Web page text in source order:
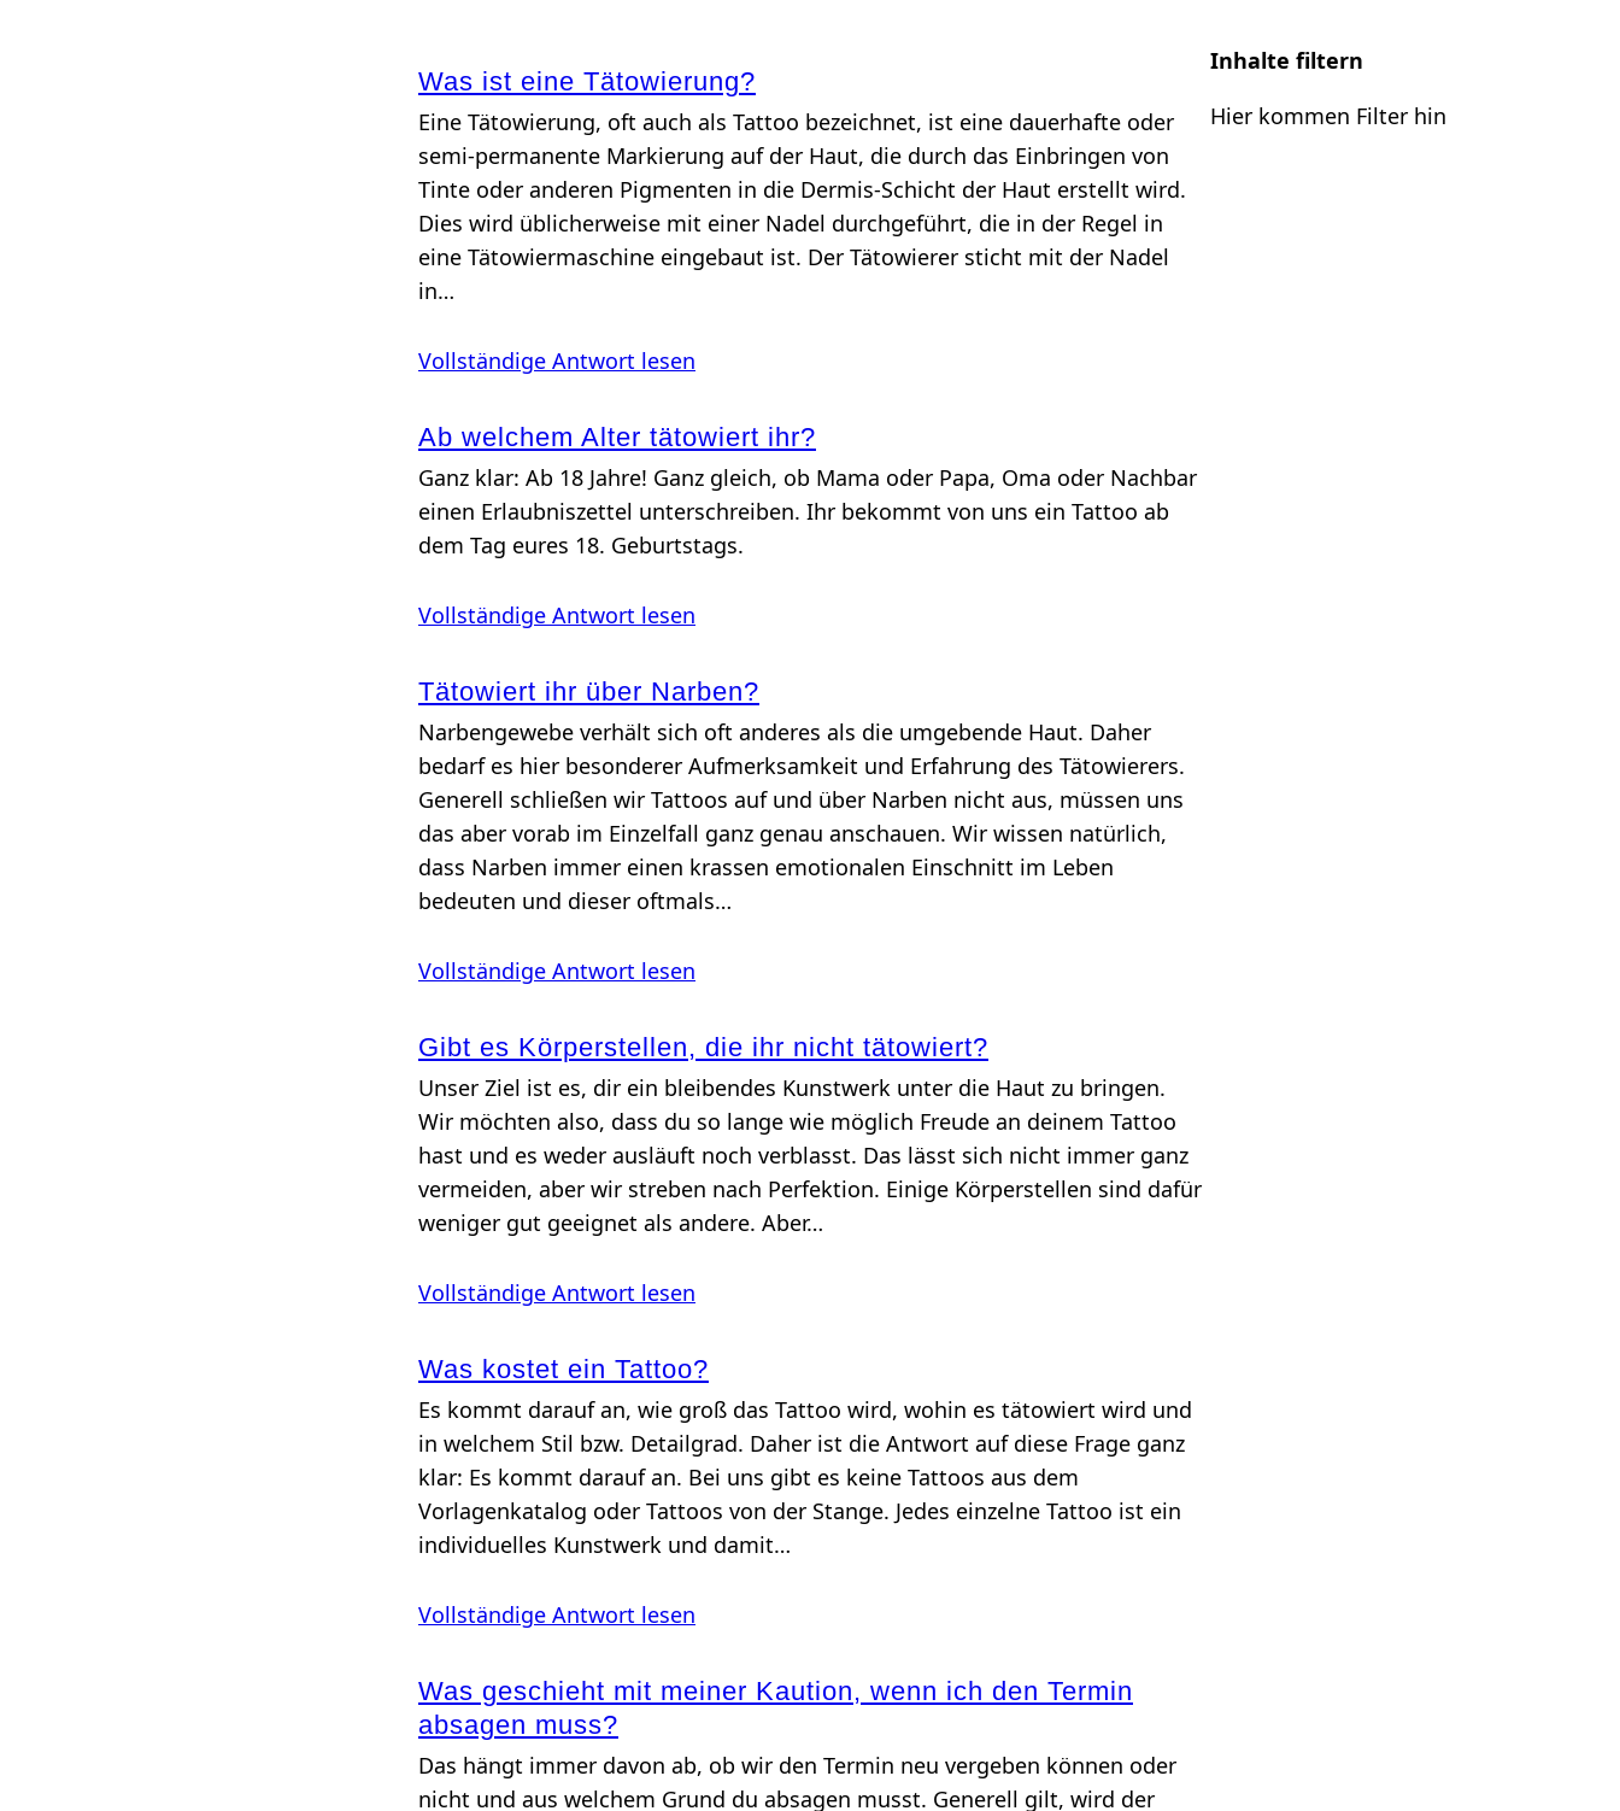
Was ist eine Tätowierung?
Eine Tätowierung, oft auch als Tattoo bezeichnet, ist eine dauerhafte oder
semi-permanente Markierung auf der Haut, die durch das Einbringen von
Tinte oder anderen Pigmenten in die Dermis-Schicht der Haut erstellt wird.
Dies wird üblicherweise mit einer Nadel durchgeführt, die in der Regel in
eine Tätowiermaschine eingebaut ist. Der Tätowierer sticht mit der Nadel
in…
Vollständige Antwort lesen
Ab welchem Alter tätowiert ihr?
Ganz klar: Ab 18 Jahre! Ganz gleich, ob Mama oder Papa, Oma oder Nachbar
einen Erlaubniszettel unterschreiben. Ihr bekommt von uns ein Tattoo ab
dem Tag eures 18. Geburtstags.
Vollständige Antwort lesen
Tätowiert ihr über Narben?
Narbengewebe verhält sich oft anderes als die umgebende Haut. Daher
bedarf es hier besonderer Aufmerksamkeit und Erfahrung des Tätowierers.
Generell schließen wir Tattoos auf und über Narben nicht aus, müssen uns
das aber vorab im Einzelfall ganz genau anschauen. Wir wissen natürlich,
dass Narben immer einen krassen emotionalen Einschnitt im Leben
bedeuten und dieser oftmals…
Vollständige Antwort lesen
Gibt es Körperstellen, die ihr nicht tätowiert?
Unser Ziel ist es, dir ein bleibendes Kunstwerk unter die Haut zu bringen.
Wir möchten also, dass du so lange wie möglich Freude an deinem Tattoo
hast und es weder ausläuft noch verblasst. Das lässt sich nicht immer ganz
vermeiden, aber wir streben nach Perfektion. Einige Körperstellen sind dafür
weniger gut geeignet als andere. Aber…
Vollständige Antwort lesen
Was kostet ein Tattoo?
Es kommt darauf an, wie groß das Tattoo wird, wohin es tätowiert wird und
in welchem Stil bzw. Detailgrad. Daher ist die Antwort auf diese Frage ganz
klar: Es kommt darauf an. Bei uns gibt es keine Tattoos aus dem
Vorlagenkatalog oder Tattoos von der Stange. Jedes einzelne Tattoo ist ein
individuelles Kunstwerk und damit…
Vollständige Antwort lesen
Was geschieht mit meiner Kaution, wenn ich den Termin
absagen muss?
Das hängt immer davon ab, ob wir den Termin neu vergeben können oder
nicht und aus welchem Grund du absagen musst. Generell gilt, wird der
Inhalte filtern
Hier kommen Filter hin